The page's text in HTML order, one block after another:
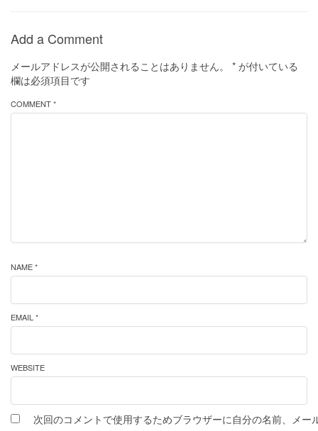
Add a Comment
メールアドレスが公開されることはありません。 * が付いている
欄は必須項目です
COMMENT *
NAME *
EMAIL *
WEBSITE
次回のコメントで使用するためブラウザーに自分の名前、メー